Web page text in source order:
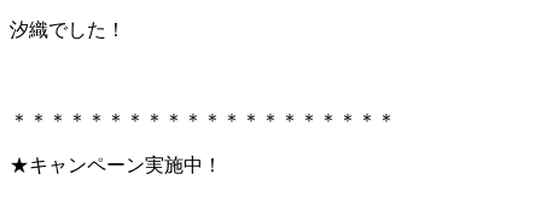
汐織でした！
＊＊＊＊＊＊＊＊＊＊＊＊＊＊＊＊＊＊＊＊
★キャンペーン実施中！